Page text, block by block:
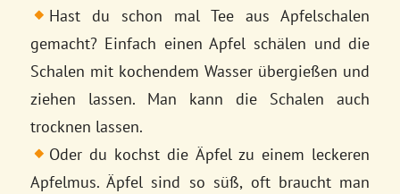
Hast du schon mal Tee aus Apfelschalen
gemacht? Einfach einen Apfel schälen und die
Schalen mit kochendem Wasser übergießen und
ziehen lassen. Man kann die Schalen auch
trocknen lassen.
Oder du kochst die Äpfel zu einem leckeren
Apfelmus. Äpfel sind so süß, oft braucht man